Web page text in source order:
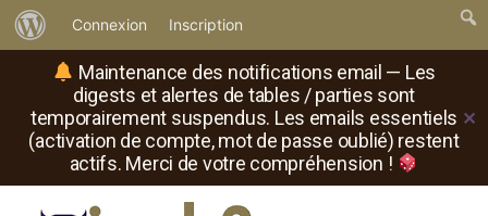
Maintenance des notifications email — Les
digests et alertes de tables / parties sont
temporairement suspendus. Les emails essentiels
(activation de compte, mot de passe oublié) restent
actifs. Merci de votre compréhension !
✕
propos
de
WordPress
Connexion Inscription